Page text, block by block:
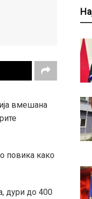
вмешана
повика како
дури до 400